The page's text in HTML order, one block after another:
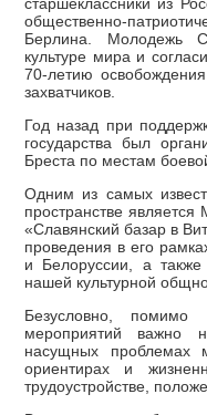
общественно-
Берлина. Молодежь
культуре мира и
70-летию
захватчиков.
Год назад при
государства был
Бреста по местам
Одним из самых
пространстве
«Славянский базар в
проведения в его
и Белоруссии, а
нашей культурной
Безусловно,
мероприятий важно
насущных проблемах
ориентирах и
трудоустройстве,